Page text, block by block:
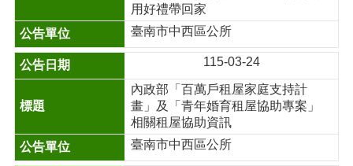
用好禮帶回家
臺南市中西區公所
115-03-24
內政部「百萬戶租屋家庭支持計
畫」及「青年婚育租屋協助專案」
相關租屋協助資訊
臺南市中西區公所